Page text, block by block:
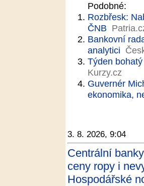
Podobné:
Rozbřesk:
ČNB
Bankovní
analytici
Týden
Kurzy.cz
Guvernér
ekonomika,
3. 8. 2026, 9:04
Centrální
ceny ropy i
Hospodářské